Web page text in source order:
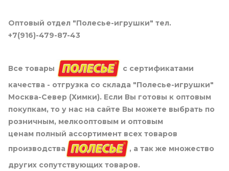
Оптовый отдел "Полесье-игрушки" тел.
+7(916)-479-87-43
Все товары
с сертификатами
качества - отгрузка со склада "Полесье-игрушки"
Москва-Север (Химки). Если Вы готовы к оптовым
покупкам, то у нас на сайте Вы можете выбрать по
розничным, мелкооптовым и оптовым
ценам полный ассортимент всех товаров
производства
, а так же множество
других сопутствующих товаров.